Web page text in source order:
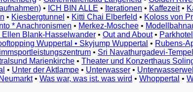
示
例
例
예
• ICH BIN ALLE • Iterationen • Kaffezeit•
• Kiesbergtunnel • Kitti Chai Elberfeld • Koloss von
* Anachronismen • Merkez-Moschee •
Blank-Hasselwander • Out and About•
Wuppertal • Skyjump Wuppertal • Rubens-
• Sri Navathurgadevi-
Marienkirche • Theater und Konzerthaus
• Unter der Aktlampe • Unterwasser •
• Was war, was ist. was wird • Whoppertal •